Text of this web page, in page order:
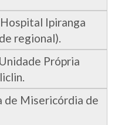
Ipiranga
regional).
Própria
de Misericórdia de